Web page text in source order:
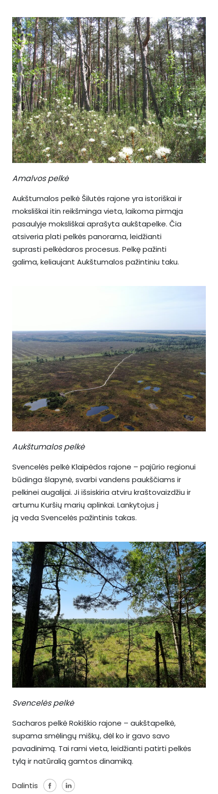
Amalvos pelkė
Aukštumalos pelkė Šilutės rajone yra istoriškai ir
moksliškai itin reikšminga vieta, laikoma pirmąja
pasaulyje moksliškai aprašyta aukštapelke. Čia
atsiveria plati pelkės panorama, leidžianti
suprasti pelkėdaros procesus. Pelkę pažinti
galima, keliaujant Aukštumalos pažintiniu taku.
Aukštumalos pelkė
Svencelės pelkė Klaipėdos rajone – pajūrio regionui
būdinga šlapynė, svarbi vandens paukščiams ir
pelkinei augalijai. Ji išsiskiria atviru kraštovaizdžiu ir
artumu Kuršių marių aplinkai. Lankytojus į
ją veda Svencelės pažintinis takas.
Svencelės pelkė
Sacharos pelkė Rokiškio rajone – aukštapelkė,
supama smėlingų miškų, dėl ko ir gavo savo
pavadinimą. Tai rami vieta, leidžianti patirti pelkės
tylą ir natūralią gamtos dinamiką.
Dalintis